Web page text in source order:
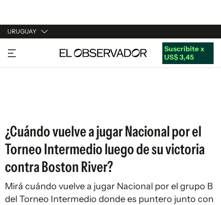
URUGUAY
URUGUAY
ARGENTINA
Suscribite x
US$ 3,45
¿Cuándo vuelve a jugar Nacional por el
Torneo Intermedio luego de su victoria
contra Boston River?
Mirá cuándo vuelve a jugar Nacional por el grupo B
del Torneo Intermedio donde es puntero junto con